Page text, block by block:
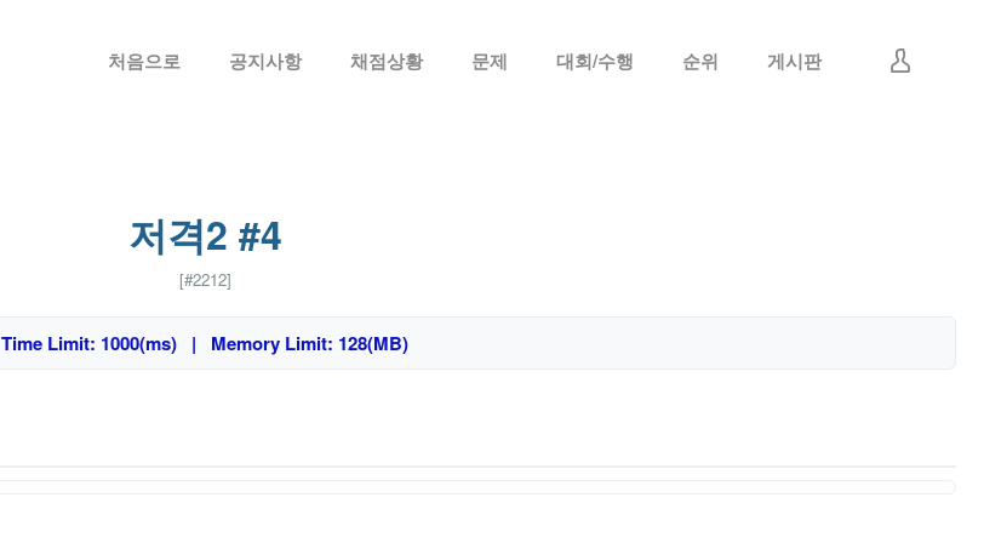
처음으로 공지사항 채점상황 문제 대회/수행 순위 게시판
저격2 #4
[#2212]
Time Limit: 1000(ms) | Memory Limit: 128(MB)